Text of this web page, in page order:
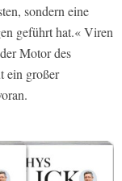
sondern eine
geführt hat.« Viren
Motor des
ein großer